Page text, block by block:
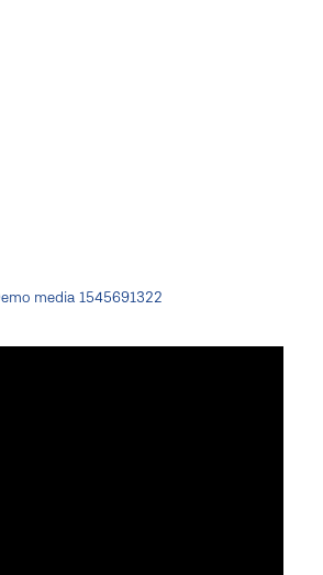
media 1545691322